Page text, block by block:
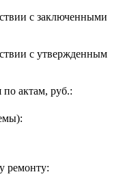
с заключенными
с утвержденным
актам, руб.:
ремонту: